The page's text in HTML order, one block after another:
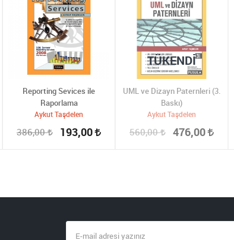
Reporting Sevices ile
Raporlama
Aykut Taşdelen
386,00 193,00
UML ve Dizayn Paternleri (3.
Baskı)
Aykut Taşdelen
560,00 476,00
TÜKENDI